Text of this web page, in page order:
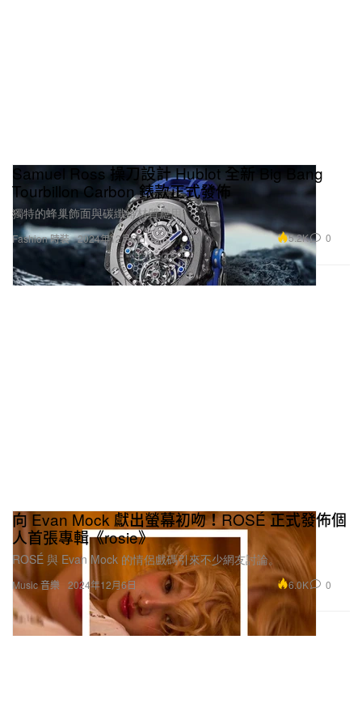
Fashion 時裝
Samuel Ross 操刀設計 Hublot 全新 Big Bang
Tourbillon Carbon 錶款正式發佈
獨特的蜂巢飾面與碳纖維材質應用。
2024年12月6日 5.2K 0
Music 音樂
向 Evan Mock 獻出螢幕初吻！ROSÉ 正式發佈個
人首張專輯《rosie》
ROSÉ 與 Evan Mock 的情侶戲碼引來不少網友討論。
2024年12月6日 6.0K 0